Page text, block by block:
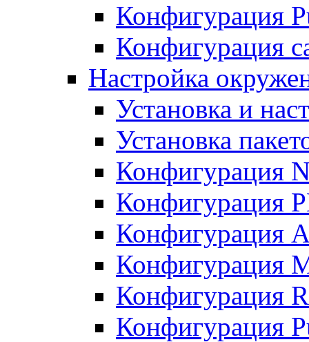
Конфигурация
Конфигурация
Настройка
Установка и
Установка
Конфигурация
Конфигурация
Конфигурация
Конфигурация
Конфигурация
Конфигурация